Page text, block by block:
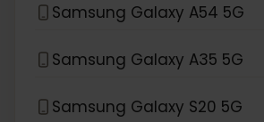
Samsung Galaxy A54 5G
Samsung Galaxy A35 5G
Samsung Galaxy S20 5G